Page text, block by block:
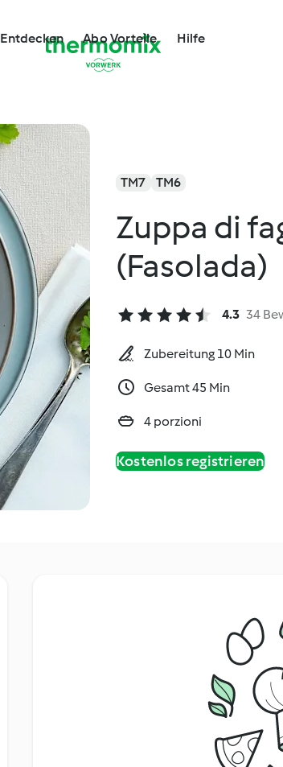
Entdecken Abo Vorteile Hilfe
TM7 TM6
Zuppa di
(Fasolada)
4.3 34
Zubereitung 10 Min
Gesamt 45 Min
4 porzioni
Kostenlos registrieren